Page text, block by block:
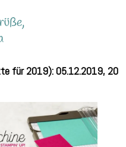
für 2019): 05.12.2019, 20